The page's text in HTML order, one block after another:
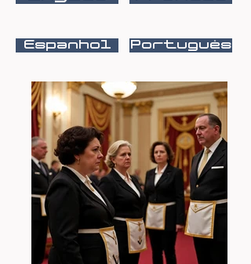
Espanhol Português